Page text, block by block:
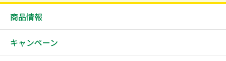
商品情報
キャンペーン